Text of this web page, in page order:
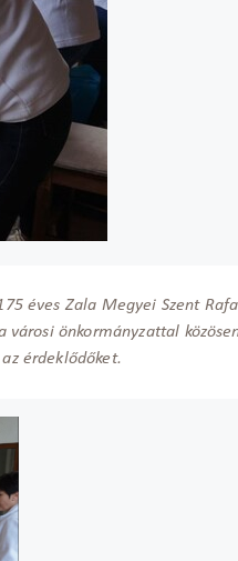
éves Zala Megyei Szent
városi önkormányzattal
érdeklődőket.